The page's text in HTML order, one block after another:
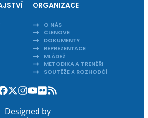
ORGANIZACE
O NÁS
ČLENOVÉ
DOKUMENTY
REPREZENTACE
MLÁDEŽ
METODIKA A TRENÉŘI
SOUTĚŽE A ROZHODČÍ
Designed by